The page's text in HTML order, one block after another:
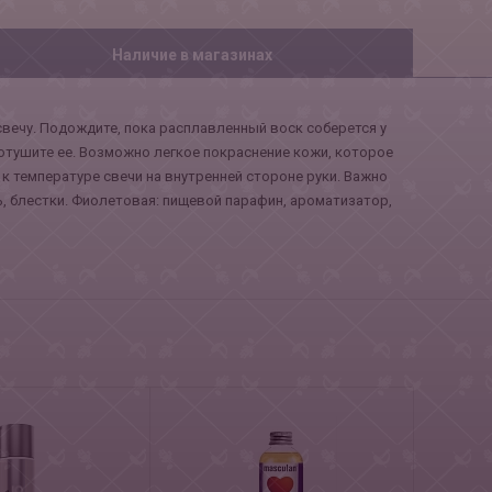
Наличие в магазинах
Подождите, пока расплавленный воск соберется у
ее. Возможно легкое покраснение кожи, которое
свечи на внутренней стороне руки. Важно
блестки. Фиолетовая: пищевой парафин, ароматизатор,